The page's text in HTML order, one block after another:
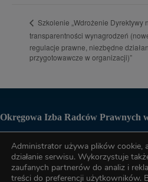
Szkolenie „Wdrożenie Dyrektywy
transparentności wynagrodzeń
regulacje prawne, niezbędne
przygotowawcze w organizacji)”
Okręgowa Izba Radców Prawnych
Biuro OIRP
Administrator używa plików cookie,
działanie serwisu. Wykorzystuje
zaufanych partnerów do analiz i
treści do preferencji użytkowników.